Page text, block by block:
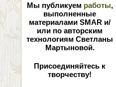
Мы публикуем работы,
выполненные
материалами SMAR и/
или по авторским
технологиям Светланы
Мартыновой.
Присоединяйтесь к
творчеству!